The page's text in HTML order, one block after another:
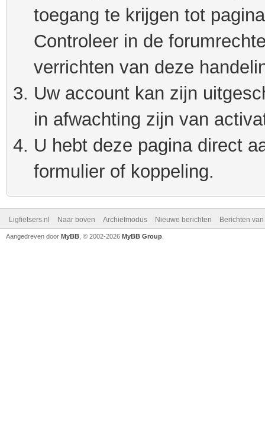
toegang te krijgen tot
Controleer in de
verrichten van deze
Uw account kan zijn
in afwachting zijn van
U hebt deze pagina direct
formulier of koppeling.
Ligfietsers.nl Naar boven Archiefmodus Nieuwe berichten Berichten
Aangedreven door MyBB , © 2002-2026 MyBB Group